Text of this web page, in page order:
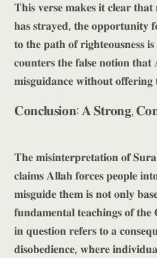
𝐓𝐡𝐢𝐬 𝐯𝐞𝐫𝐬𝐞 𝐦𝐚𝐤𝐞𝐬 𝐢𝐭 𝐜𝐥𝐞𝐚𝐫
𝐡𝐚𝐬 𝐬𝐭𝐫𝐚𝐲𝐞𝐝, 𝐭𝐡𝐞 𝐨𝐩𝐩𝐨𝐫𝐭𝐮𝐧𝐢𝐭𝐲
𝐭𝐨 𝐭𝐡𝐞 𝐩𝐚𝐭𝐡 𝐨𝐟 𝐫𝐢𝐠𝐡𝐭𝐞𝐨𝐮𝐬𝐧𝐞𝐬𝐬
𝐜𝐨𝐮𝐧𝐭𝐞𝐫𝐬 𝐭𝐡𝐞 𝐟𝐚𝐥𝐬𝐞 𝐧𝐨𝐭𝐢𝐨𝐧
𝐦𝐢𝐬𝐠𝐮𝐢𝐝𝐚𝐧𝐜𝐞 𝐰𝐢𝐭𝐡𝐨𝐮𝐭
𝐂𝐨𝐧𝐜𝐥𝐮𝐬𝐢𝐨𝐧: 𝐀 𝐒𝐭𝐫𝐨𝐧𝐠,
𝐓𝐡𝐞 𝐦𝐢𝐬𝐢𝐧𝐭𝐞𝐫𝐩𝐫𝐞𝐭𝐚𝐭𝐢𝐨𝐧 𝐨𝐟
𝐜𝐥𝐚𝐢𝐦𝐬 𝐀𝐥𝐥𝐚𝐡 𝐟𝐨𝐫𝐜𝐞𝐬 𝐩𝐞𝐨𝐩𝐥𝐞
𝐦𝐢𝐬𝐠𝐮𝐢𝐝𝐞 𝐭𝐡𝐞𝐦 𝐢𝐬 𝐧𝐨𝐭 𝐨𝐧𝐥𝐲
𝐟𝐮𝐧𝐝𝐚𝐦𝐞𝐧𝐭𝐚𝐥 𝐭𝐞𝐚𝐜𝐡𝐢𝐧𝐠𝐬 𝐨𝐟
𝐢𝐧 𝐪𝐮𝐞𝐬𝐭𝐢𝐨𝐧 𝐫𝐞𝐟𝐞𝐫𝐬 𝐭𝐨 𝐚
𝐝𝐢𝐬𝐨𝐛𝐞𝐝𝐢𝐞𝐧𝐜𝐞, 𝐰𝐡𝐞𝐫𝐞